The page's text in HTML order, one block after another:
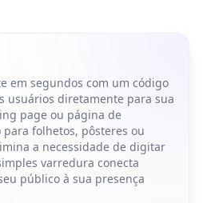
em segundos com um código
usuários diretamente para sua
page ou página de
folhetos, pôsteres ou
a necessidade de digitar
varredura conecta
público à sua presença